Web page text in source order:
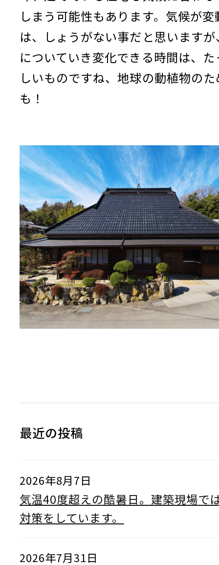
しまう可能性もあります。気候が
は、しょうがない事だと思います
についていき変化できる時間は、
しいものですね、地球の動植物の
も！
最近の投稿
2026年8月7日
気温40度超えの酷暑日。建築現場で
対策をしています。
2026年7月31日